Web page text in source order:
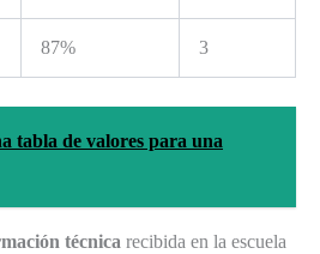
87% 3
tabla de valores para una
técnica recibida en la escuela